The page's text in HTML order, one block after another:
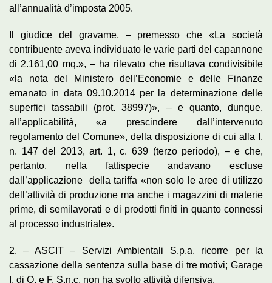
all’annualità d’imposta 2005.
Il giudice del gravame, – premesso che «La società
contribuente aveva individuato le varie parti del capannone
di 2.161,00 mq.», – ha rilevato che risultava condivisibile
«la nota del Ministero dell’Economie e delle Finanze
emanato in data 09.10.2014 per la determinazione delle
superfici tassabili (prot. 38997)», – e quanto, dunque,
all’applicabilità, «a prescindere dall’intervenuto
regolamento del Comune», della disposizione di cui alla I.
n. 147 del 2013, art. 1, c. 639 (terzo periodo), – e che,
pertanto, nella fattispecie andavano escluse
dall’applicazione della tariffa «non solo le aree di utilizzo
dell’attività di produzione ma anche i magazzini di materie
prime, di semilavorati e di prodotti finiti in quanto connessi
al processo industriale».
2. – ASCIT – Servizi Ambientali S.p.a. ricorre per la
cassazione della sentenza sulla base di tre motivi; Garage
I. di O. e F. S.n.c. non ha svolto attività difensiva.